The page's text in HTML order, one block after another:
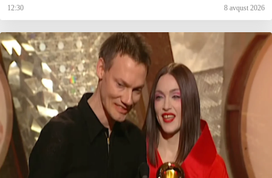
12:30 8 avqust 2026